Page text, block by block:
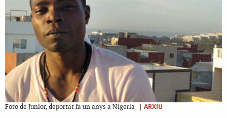
Foto de Junior, deportat fa un anys a Nigeria | ARXIU